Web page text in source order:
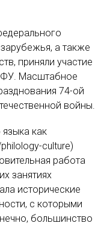
МАПРЯЛ
2026 год
а также
приняли участие
Масштабное
74-ой
войны.
как
culture)
работа
занятиях
исторические
с которыми
большинство